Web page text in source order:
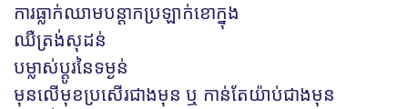
ការធ្លាក់ឈាមបន្តាកប្រឡាក់ខោក្នុង
ឈឺត្រង់សុដន់
បម្លាស់ប្តូរនៃទម្ងន់
មុនលើមុខប្រសើរជាងមុន ឬ កាន់តែយ៉ាប់ជាងមុន